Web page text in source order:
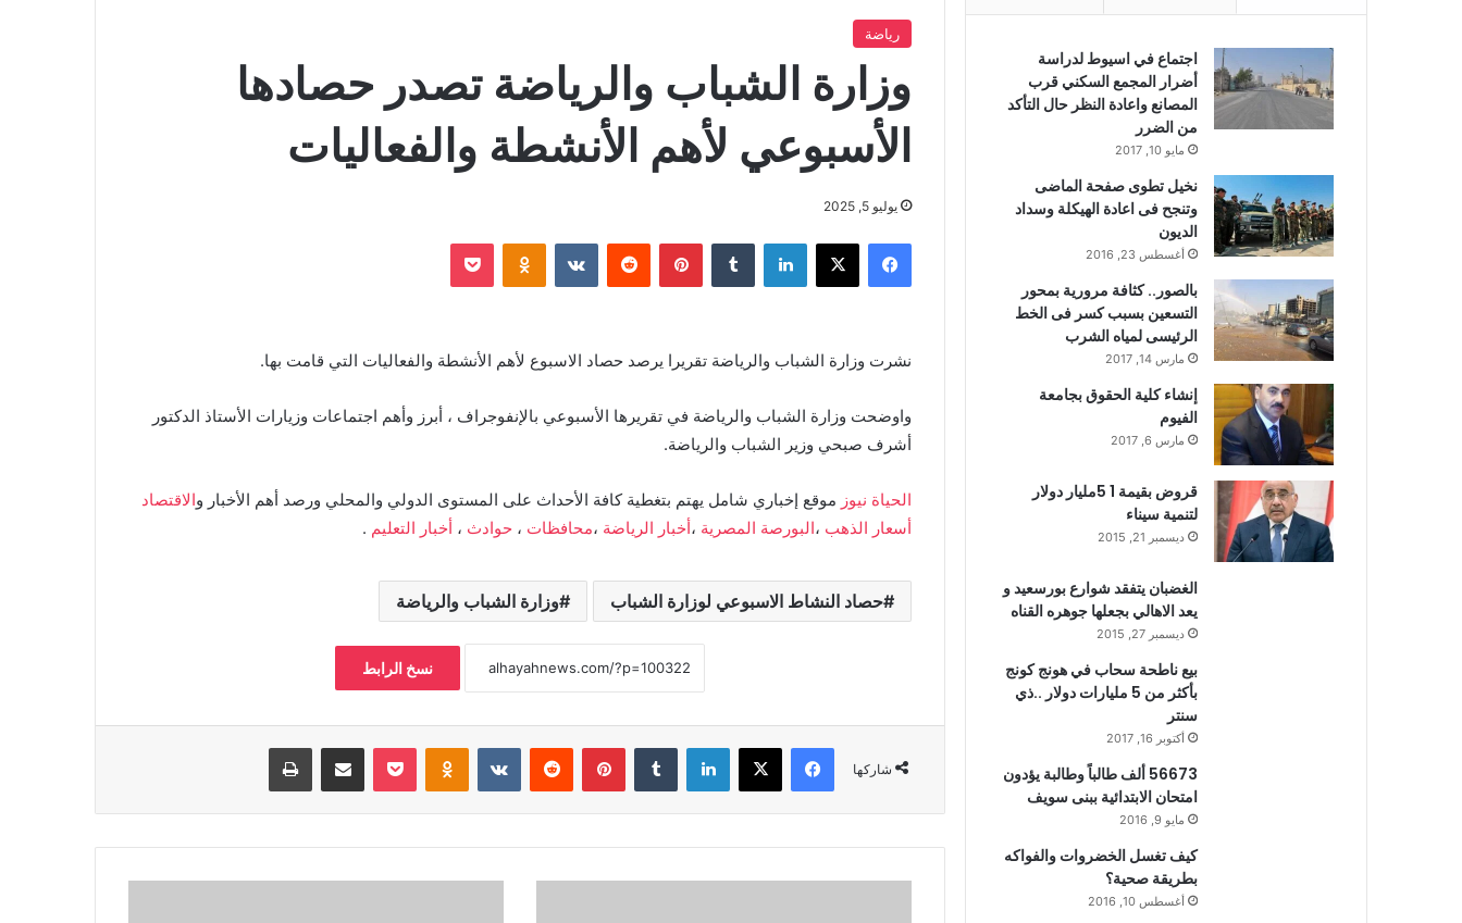
رياضة
وزارة الشباب والرياضة تصدر حصادها
الأسبوعي لأهم الأنشطة والفعاليات
يوليو 5, 2025
فيسبوك X لينكدإن بينتيريست Odnoklassniki
بوكيت
نشرت وزارة الشباب والرياضة تقريرا يرصد حصاد الاسبوع لأهم الأنشطة والفعاليات التي قامت بها.
واوضحت وزارة الشباب والرياضة في تقريرها الأسبوعي بالإنفوجراف ، أبرز وأهم اجتماعات وزيارات الأستاذ الدكتور
أشرف صبحي وزير الشباب والرياضة.
الحياة نيوز موقع إخباري شامل يهتم بتغطية كافة الأحداث على المستوى الدولي والمحلي ورصد أهم الأخبار والاقتصاد
أسعار الذهب ،البورصة المصرية ،أخبار الرياضة ،محافظات ، حوادث ، أخبار التعليم .
حصاد النشاط الاسبوعي لوزارة الشباب وزارة الشباب والرياضة
نسخ الرابط
شاركها
فيسبوك X لينكدإن بينتيريست Odnoklassniki
بوكيت مشاركة عبر البريد طباعة
اجتماع في اسيوط لدراسة
أضرار المجمع السكني قرب
المصانع واعادة النظر حال التأكد
من الضرر
مايو 10, 2017
نخيل تطوى صفحة الماضى
وتنجح فى اعادة الهيكلة وسداد
الديون
أغسطس 23, 2016
بالصور.. كثافة مرورية بمحور
التسعين بسبب كسر فى الخط
الرئيسى لمياه الشرب
مارس 14, 2017
إنشاء كلية الحقوق بجامعة
الفيوم
مارس 6, 2017
قروض بقيمة 1 5مليار دولار
لتنمية سيناء
ديسمبر 21, 2015
الغضبان يتفقد شوارع بورسعيد و
يعد الاهالي بجعلها جوهره القناه
ديسمبر 27, 2015
بيع ناطحة سحاب في هونج كونج
بأكثر من 5 مليارات دولار ..ذي
سنتر
أكتوبر 16, 2017
56673 ألف طالباً وطالبة يؤدون
امتحان الابتدائية ببنى سويف
مايو 9, 2016
كيف تغسل الخضروات والفواكه
بطريقة صحية؟
أغسطس 10, 2016